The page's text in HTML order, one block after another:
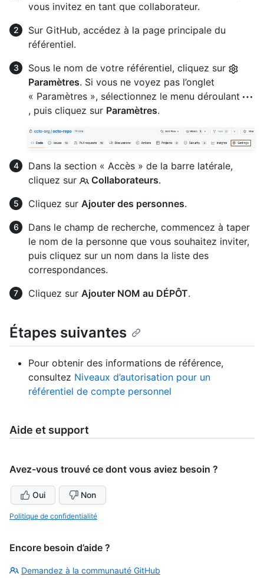
vous invitez en tant que collaborateur.
Sur GitHub, accédez à la page principale du
référentiel.
Sous le nom de votre référentiel, cliquez sur
Paramètres. Si vous ne voyez pas l’onglet
« Paramètres », sélectionnez le menu déroulant
, puis cliquez sur Paramètres.
Dans la section « Accès » de la barre latérale,
cliquez sur
Collaborateurs.
Cliquez sur Ajouter des personnes.
Dans le champ de recherche, commencez à taper
le nom de la personne que vous souhaitez inviter,
puis cliquez sur un nom dans la liste des
correspondances.
Cliquez sur Ajouter NOM au DÉPÔT.
Étapes suivantes
Pour obtenir des informations de référence,
consultez Niveaux d’autorisation pour un
référentiel de compte personnel
Aide et support
Avez-vous trouvé ce dont vous aviez besoin ?
Oui Non
Politique de confidentialité
Encore besoin d’aide ?
Demandez à la communauté GitHub